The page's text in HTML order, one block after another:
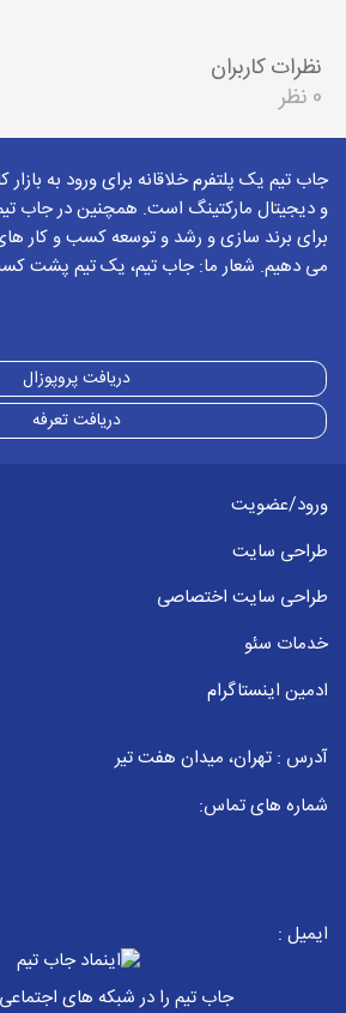
نظرات کاربران
0 نظر
جاب تیم یک پلتفرم خلاقانه برای ورود به بازار
و دیجیتال مارکتینگ است. همچنین در جاب
برای برند سازی و رشد و توسعه کسب و کار های
می دهیم. شعار ما: جاب تیم، یک تیم پشت
دریافت پروپوزال
دریافت تعرفه
ورود/عضویت
طراحی سایت
طراحی سایت اختصاصی
خدمات سئو
ادمین اینستاگرام
آدرس : تهران، میدان هفت تیر
شماره های تماس:
ایمیل :
جاب تیم را در شبکه های اجتماعی